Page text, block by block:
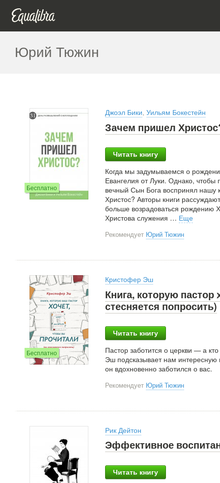
Юрий Тюжин
Бесплатно
Джоэл Бики, Уильям Бокестейн
Зачем пришел
Читать книгу
Когда мы задумываемся о
Евангелия от Луки. Однако, чтобы
вечный Сын Бога воспринял нашу
Христос? Авторы книги
больше возрадоваться рождению
Христова служения … Еще
Рекомендует Юрий Тюжин
Бесплатно
Кристофер Эш
Книга, которую
стесняется попросить)
Читать книгу
Пастор заботится о церкви — а
Эш подсказывает нам интересную
он вдохновенно заботился о вас.
Рекомендует Юрий Тюжин
Рик Дейтон
Эффективное
Читать книгу